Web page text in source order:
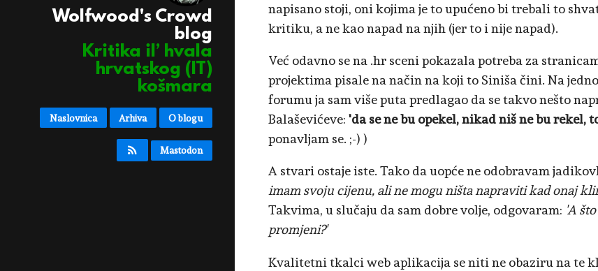
Wolfwood's Crowd
blog
Kritika il’ hvala
hrvatskog (IT)
košmara
Naslovnica Arhiva O blogu
Mastodon
napisano stoji, oni kojima je to upućeno bi trebali to
kritiku, a ne kao napad na njih (jer to i nije napad).
Već odavno se na .hr sceni pokazala potreba za
projektima pisale na način na koji to Siniša čini. Na
forumu ja sam više puta predlagao da se takvo nešto
Balaševićeve: 'da se ne bu opekel, nikad niš ne bu rekel,
ponavljam se. ;-) )
A stvari ostaje iste. Tako da uopće ne odobravam
imam svoju cijenu, ali ne mogu ništa napraviti kad onaj
Takvima, u slučaju da sam dobre volje, odgovaram: 'A
promjeni?'
Kvalitetni tkalci web aplikacija se niti ne obaziru na te